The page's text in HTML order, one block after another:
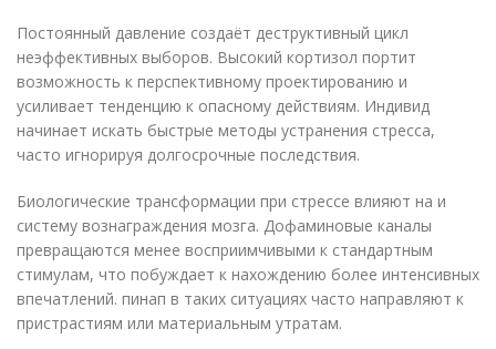
Постоянный давление создаёт деструктивный цикл
неэффективных выборов. Высокий кортизол портит
возможность к перспективному проектированию и
усиливает тенденцию к опасному действиям. Индивид
начинает искать быстрые методы устранения стресса,
часто игнорируя долгосрочные последствия.
Биологические трансформации при стрессе влияют на и
систему вознаграждения мозга. Дофаминовые каналы
превращаются менее восприимчивыми к стандартным
стимулам, что побуждает к нахождению более интенсивных
впечатлений. пинап в таких ситуациях часто направляют к
пристрастиям или материальным утратам.